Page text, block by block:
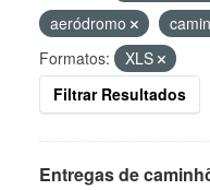
aeródromo
Formatos:
XLS
Filtrar Resultados
Entregas de